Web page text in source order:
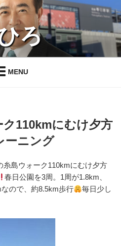
ろ
MENU
110kmにむけ夕方
ーニング
糸島ウォーク110kmにむけ夕方
春日公園を3周。1周が1.8km、
ので、約8.5km歩行
毎日少し